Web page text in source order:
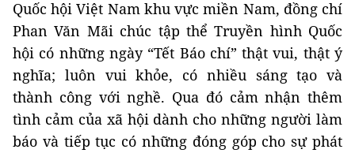
Quốc hội Việt Nam khu vực miền Nam, đồng chí
Phan Văn Mãi chúc tập thể Truyền hình Quốc
hội có những ngày “Tết Báo chí” thật vui, thật ý
nghĩa; luôn vui khỏe, có nhiều sáng tạo và
thành công với nghề. Qua đó cảm nhận thêm
tình cảm của xã hội dành cho những người làm
báo và tiếp tục có những đóng góp cho sự phát